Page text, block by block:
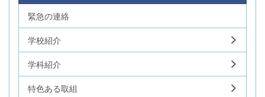
緊急の連絡
学校紹介
学科紹介
特色ある取組